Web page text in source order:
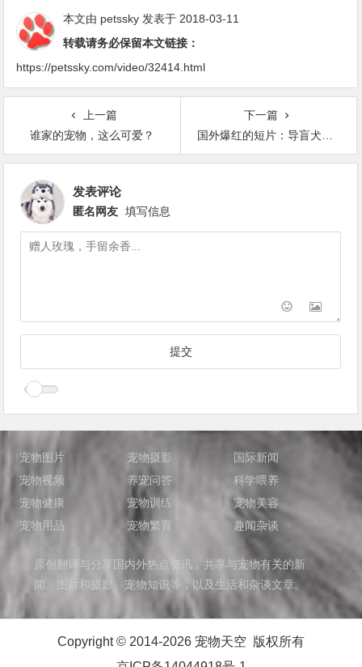
本文由 petssky 发表于 2018-03-11
转载请务必保留本文链接：
https://petssky.com/video/32414.html
上一篇
谁家的宠物，这么可爱？
下一篇
国外爆红的短片：导盲犬《Pip》
发表评论
匿名网友 填写信息
宠物图片 宠物摄影
国际新闻
宠物视频
养宠问答
科学喂养
宠物健康
宠物训练
宠物美容
宠物用品
宠物繁育 趣闻杂谈
原创翻译与分享国内外热点资讯，共享与宠物有关的新
闻、图片和摄影、宠物知识等，以及生活和杂谈文章。
Copyright © 2014-2026 宠物天空 版权所有